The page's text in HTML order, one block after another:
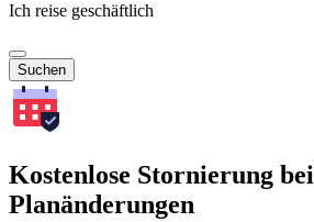
Ich reise geschäftlich
Suchen
Kostenlose Stornierung bei
Planänderungen